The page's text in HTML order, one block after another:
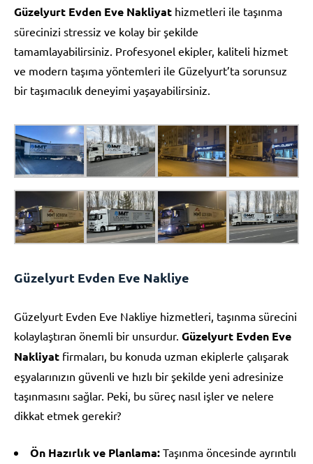
Güzelyurt Evden Eve Nakliyat hizmetleri ile taşınma
sürecinizi stressiz ve kolay bir şekilde
tamamlayabilirsiniz. Profesyonel ekipler, kaliteli hizmet
ve modern taşıma yöntemleri ile Güzelyurt’ta sorunsuz
bir taşımacılık deneyimi yaşayabilirsiniz.
Güzelyurt Evden Eve Nakliye
Güzelyurt Evden Eve Nakliye hizmetleri, taşınma sürecini
kolaylaştıran önemli bir unsurdur. Güzelyurt Evden Eve
Nakliyat firmaları, bu konuda uzman ekiplerle çalışarak
eşyalarınızın güvenli ve hızlı bir şekilde yeni adresinize
taşınmasını sağlar. Peki, bu süreç nasıl işler ve nelere
dikkat etmek gerekir?
Ön Hazırlık ve Planlama: Taşınma öncesinde ayrıntılı